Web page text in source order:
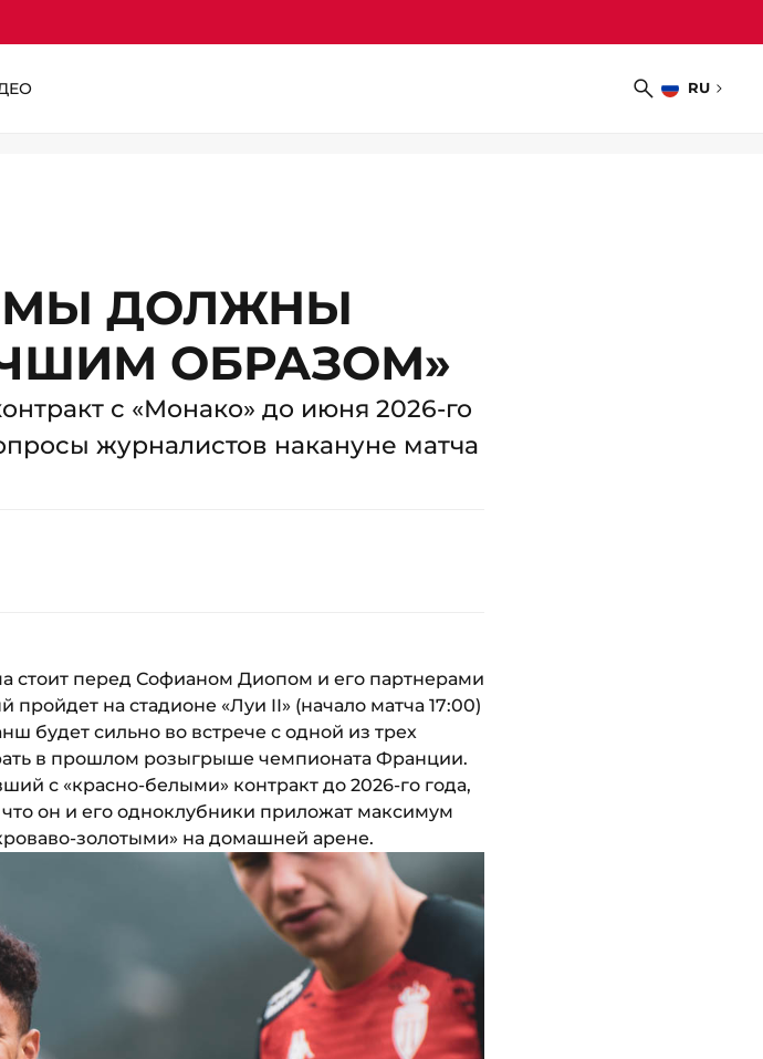
Поиск
RU
Выбрать
ДОЛЖНЫ
ОБРАЗОМ»
с «Монако» до июня 2026-го
журналистов накануне матча
стоит перед Софианом Диопом и его партнерами
на стадионе «Луи II» (начало матча 17:00)
будет сильно во встрече с одной из трех
в прошлом розыгрыше чемпионата Франции.
с «красно-белыми» контракт до 2026-го года,
он и его одноклубники приложат максимум
золотыми» на домашней арене.